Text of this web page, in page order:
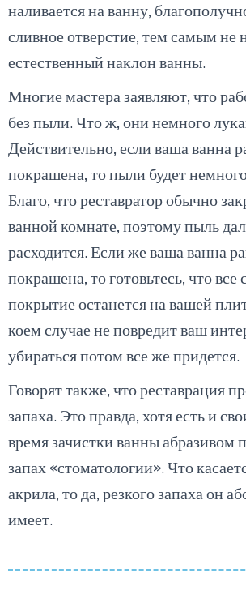
наливается на ванну,
сливное отверстие, тем самым не
естественный наклон ванны.
Многие мастера заявляют, что
без пыли. Что ж, они немного
Действительно, если ваша ванна
покрашена, то пыли будет
Благо, что реставратор обычно
ванной комнате, поэтому пыль
расходится. Если же ваша ванна
покрашена, то готовьтесь, что все
покрытие останется на вашей
коем случае не повредит ваш
убираться потом все же придется.
Говорят также, что реставрация
запаха. Это правда, хотя есть и
время зачистки ванны абразивом
запах «стоматологии». Что
акрила, то да, резкого запаха он
имеет.